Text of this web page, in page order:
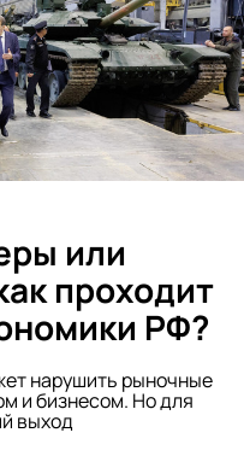
или
проходит
РФ?
нарушить рыночные
и бизнесом. Но для
выход